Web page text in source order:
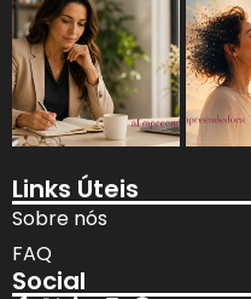
Links Úteis
Sobre nós
FAQ
Social